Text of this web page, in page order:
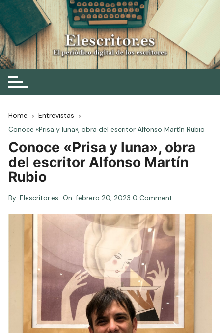
Skip
to
content
Elescritor.es
El periódico digital de los escritores
Home
Entrevistas
Conoce «Prisa y luna», obra del escritor Alfonso Martín Rubio
Conoce «Prisa y luna», obra
del escritor Alfonso Martín
Rubio
By: Elescritor.es On:febrero 20, 2023 0 Comment